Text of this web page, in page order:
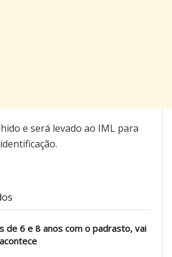
e será levado ao IML para
de 6 e 8 anos com o padrasto, vai